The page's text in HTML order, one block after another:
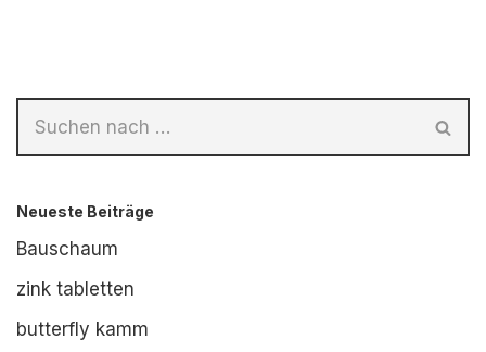
Neueste Beiträge
Bauschaum
zink tabletten
butterfly kamm